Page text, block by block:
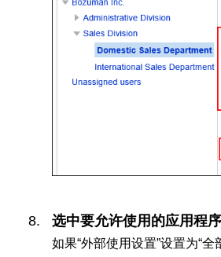
选中要允许使用的应用程序
如果“外部使用设置”设置为“全